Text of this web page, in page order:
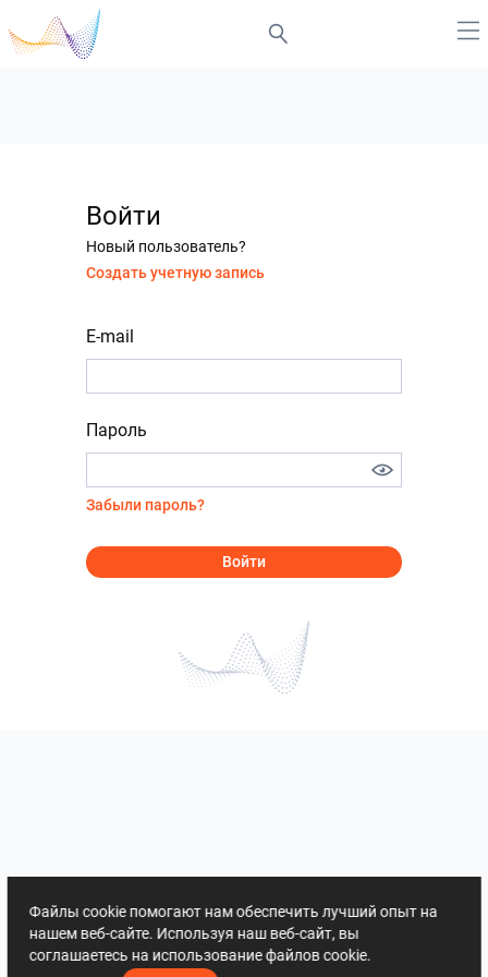
Войти
Новый пользователь?
Создать учетную запись
E-mail
Пароль
Забыли пароль?
Войти
Файлы cookie помогают нам обеспечить лучший опыт на
нашем веб-сайте. Используя наш веб-сайт, вы
соглашаетесь на использование файлов cookie.